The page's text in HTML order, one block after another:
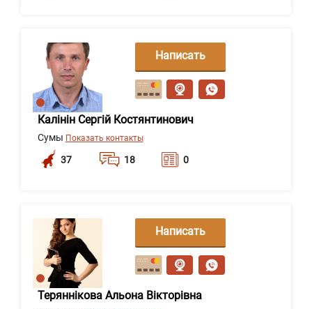
Калінін Сергій Костянтинович
Сумы Показать контакты
37 18 0
Написать
сообщение
Теряннікова Альона Вікторівна
Написать
сообщение